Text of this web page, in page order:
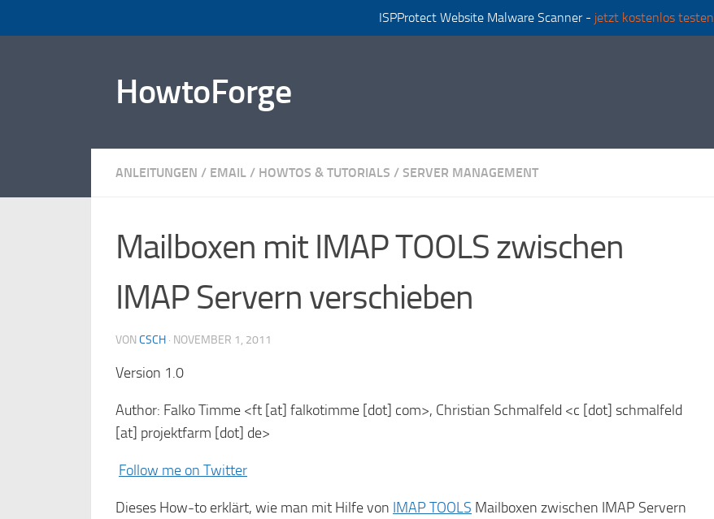
ISPProtect Website Malware Scanner - jetzt kostenlos testen
HowtoForge
ANLEITUNGEN / EMAIL / HOWTOS & TUTORIALS / SERVER MANAGEMENT
Mailboxen mit IMAP TOOLS zwischen
IMAP Servern verschieben
VON CSCH · NOVEMBER 1, 2011
Version 1.0
Author: Falko Timme <ft [at] falkotimme [dot] com>, Christian Schmalfeld <c [dot] schmalfeld
[at] projektfarm [dot] de>
Follow me on Twitter
Dieses How-to erklärt, wie man mit Hilfe von IMAP TOOLS Mailboxen zwischen IMAP Servern